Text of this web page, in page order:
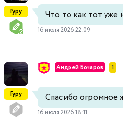
Гуру Что то как тот уже
16 июля 2026 22:09
Гуру
Андрей Бочаров 1
Спасибо огромное
16 июля 2026 18:11